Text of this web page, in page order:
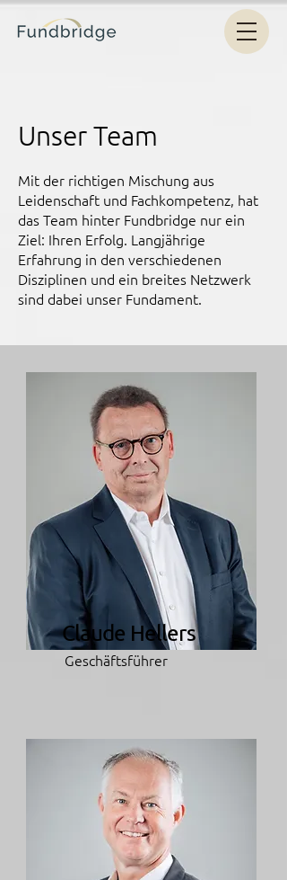
Unser Team
Mit der richtigen Mischung aus
Leidenschaft und Fachkompetenz, hat
das Team hinter Fundbridge nur ein
Ziel: Ihren Erfolg. Langjährige
Erfahrung in den verschiedenen
Disziplinen und ein breites Netzwerk
sind dabei unser Fundament.
Claude Hellers
Geschäftsführer